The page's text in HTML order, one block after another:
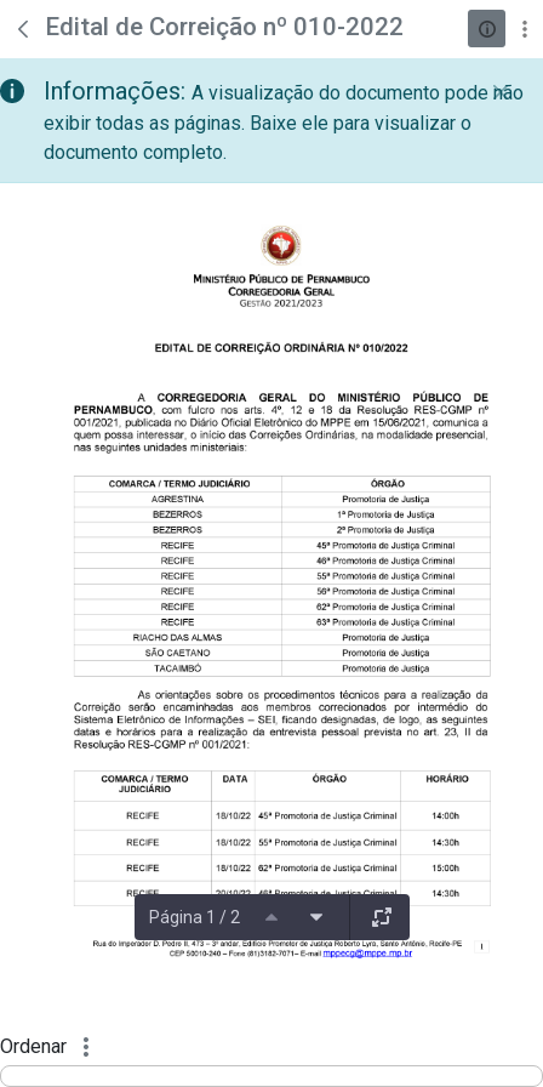
Pular para o Conteúdo principal
teste descricao
Edital de Correição nº 010-2022
Informações: A visualização do documento pode não
exibir todas as páginas. Baixe ele para visualizar o
documento completo.
Página 1 / 2
Ordenar